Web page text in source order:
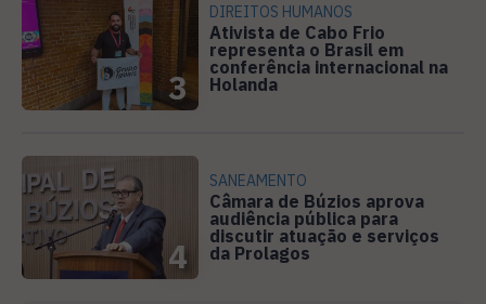
3
DIREITOS HUMANOS
Ativista de Cabo Frio
representa o Brasil em
conferência internacional na
Holanda
4
SANEAMENTO
Câmara de Búzios aprova
audiência pública para
discutir atuação e serviços
da Prolagos